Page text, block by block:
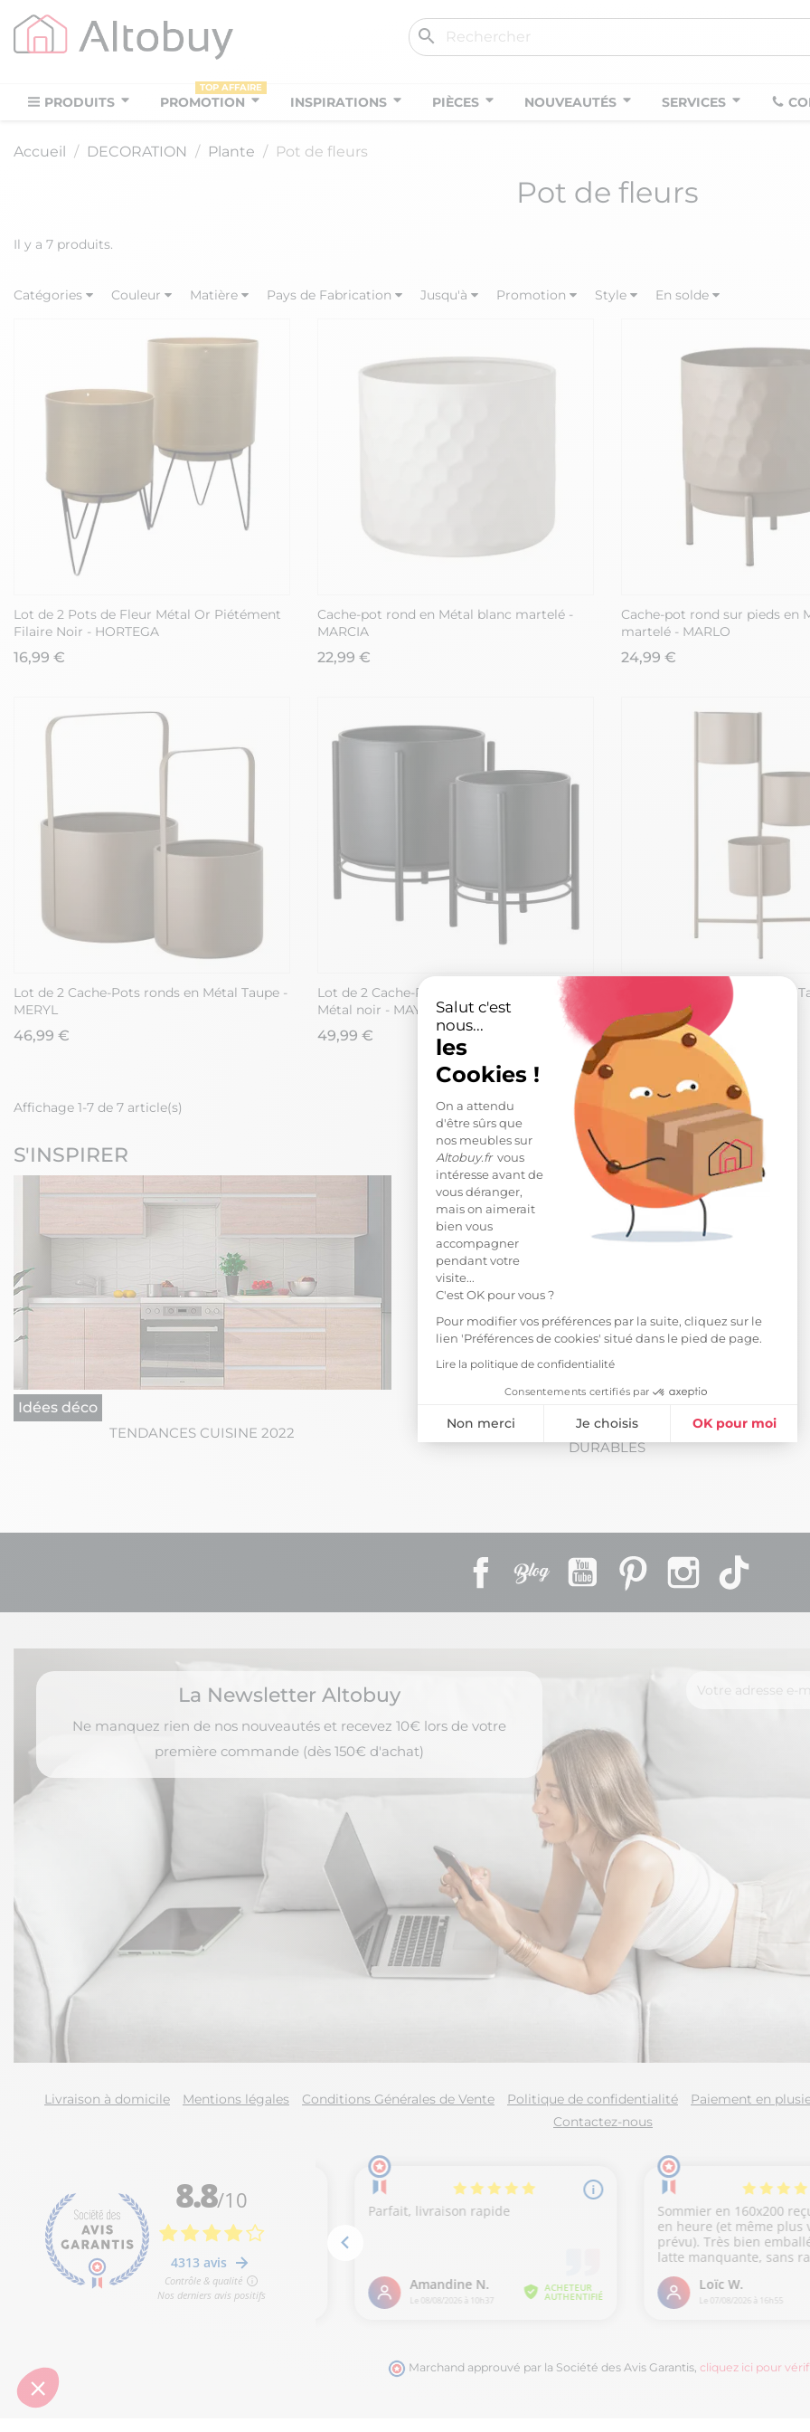
Salut c'est
nous...
les
Cookies !
On a attendu
d'être sûrs que
nos meubles sur
Altobuy.frvous
intéresse avant de
vous déranger,
mais on aimerait
bien vous
accompagner
pendant votre
visite...
C'est OK pour vous ?
Pour modifier vos préférences par la suite, cliquez sur le
lien 'Préférences de cookies' situé dans le pied de page.
Lire la politique de confidentialité
Consentements certifiés par
Non merci Je choisis OK pour moi
Plateforme de Gestion du Consentement : Personnalisez vos
search
PRODUITS PROMOTION
TOP AFFAIRE
INSPIRATIONS PIÈCES NOUVEAUTÉS SERVICES
Accueil DECORATION Plante Pot de fleurs
Pot de fleurs
Il y a 7 produits.
Catégories Couleur Matière Pays de Fabrication Jusqu'à Promotion Style En solde
Lot de 2 Pots de Fleur Métal Or Piétément
Filaire Noir - HORTEGA
16,99 €
Cache-pot rond en Métal blanc martelé -
MARCIA
22,99 €
Cache-pot rond sur pieds en
martelé - MARLO
24,99 €
Lot de 2 Cache-Pots ronds en Métal Taupe -
MERYL
46,99 €
Lot de 2 Cache-Pots ronds sur Pieds en
Métal noir - MAYAN
49,99 €
Trépied Cache-pot en Métal
58,99 €
Affichage 1-7 de 7 article(s)
S'INSPIRER
Idées déco
TENDANCES CUISINE 2022
LES MEILLEURS MATÉRIAUX POUR DES MEUBLES
DURABLES
Facebook
Rss YouTube PinterestInstagram
La Newsletter Altobuy
Ne manquez rien de nos nouveautés et recevez 10€ lors de votre
première commande (dès 150€ d'achat)
Livraison à domicile Mentions légales Conditions Générales de Vente Politique de confidentialité Paiement en
Contactez-nous
Marchand approuvé par la Société des Avis Garantis, cliquez ici pour